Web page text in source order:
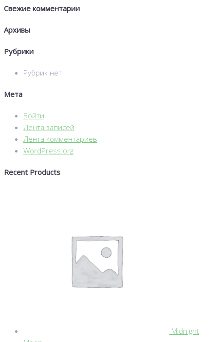
Свежие комментарии
Архивы
Рубрики
Рубрик нет
Мета
Войти
Лента записей
Лента комментариев
WordPress.org
Recent Products
Midnight